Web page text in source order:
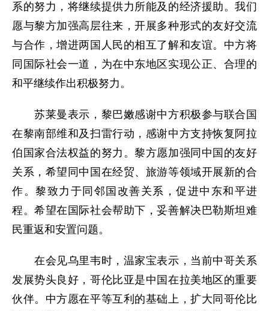
系的努力，将继续提供力所能及的经济援助。我们
愿与黎方加强高层往来，开展多种形式的友好交流
与合作，增进两国人民的相互了解和友谊。中方将
同国际社会一道，为在中东地区实现公正、合理的
和平继续作出积极努力。
苏莱曼表示，黎巴嫩感谢中方积极参与联合国
在黎南部维和及扫雷行动，感谢中方支持恢复阿拉
伯国家合法权益的努力。黎方愿加强同中国的友好
关系，希望同中国在经贸、旅游等领域开展新的合
作。黎致力于同邻国改善关系，促进中东和平进
程。希望在国际社会帮助下，妥善解决巴勒斯坦难
民重返和安置问题。
在会见乌里韦时，温家宝表示，当前中哥关系
发展势头良好，哥伦比亚是中国在拉美地区的重要
伙伴。中方愿在平等互利的基础上，扩大同哥伦比